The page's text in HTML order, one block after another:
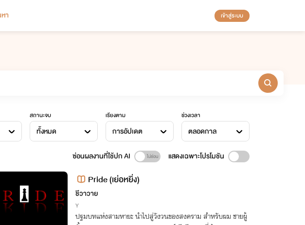
า เข้าสู่ระบบ
สถานะจบ
ทั้งหมด
เรียงตาม
การอัปเดต
ช่วงเวลา
ตลอดกาล
ซ่อนผลงานที่ใช้ปก AI แสดงเฉพาะโปรโมชัน
Pride (เย่อหยิ่ง)
ชีวาวาย
Y
ปฐมบทแห่งสามหายะ นำไปสู่วังวนของสงคราม สำหรับผม ชายผู้